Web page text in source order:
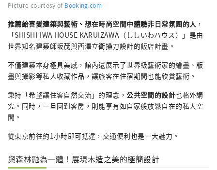
Picture courtesy of Booking.com
推薦給喜愛建築與藝術、想在時尚空間中體驗非日常氛圍的人 ，
「SHISHI-IWA HOUSE KARUIZAWA（ししいわハウス）」是由
世界知名建築師坂茂與西澤立衛操刀設計的飯店計畫。
不僅建築本身極具美感，館內還展示了世界級藝術家的繪畫、版
畫與攝影等私人收藏作品，讓旅客在住宿期間也能欣賞藝術。
秉持「希望讓住客自然交流」的理念，公共空間的設計也格外講
究。同時，一旦回到客房，則能享有如自家般放鬆自在的私人空
間。
從東京前往約1小時即可抵達，交通便利也是一大魅力。
與森林融為一體！展現木造之美的極簡設計